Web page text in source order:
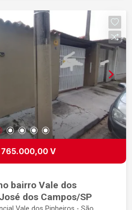
765.000,00 V
bairro Vale dos
São José dos Campos/SP